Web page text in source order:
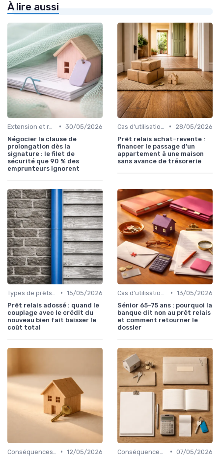
À lire aussi
• 30/05/2026
Négocier la clause de
prolongation dès la
signature : le filet de
sécurité que 90 % des
emprunteurs ignorent
•
28/05/2026
Prêt relais achat-revente :
financer le passage d'un
appartement à une maison
sans avance de trésorerie
• 15/05/2026
Prêt relais adossé : quand le
couplage avec le crédit du
nouveau bien fait baisser le
coût total
• 13/05/2026
Sénior 65-75 ans : pourquoi la
banque dit non au prêt relais
et comment retourner le
dossier
• 12/05/2026
• 07/05/2026